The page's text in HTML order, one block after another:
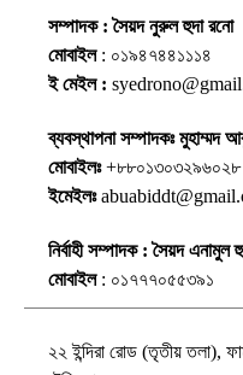
সম্পাদক : সৈয়দ নুরুল হুদা রনো
মোবাইল: ০১৯৪৭৪৪১১১৪
ই মেইল :
ব্যবস্থাপনা সম্পাদকঃ মুহাম্মদ
মোবাইলঃ+৮৮০১৩০৩২৯৬০২৮
ইমেইলঃ
নির্বাহী সম্পাদক : সৈয়দ এনামুল
মোবাইল: ০১৭৭৭০৫৫৩৯১
২২ ইন্দিরা রোড (তৃতীয় তলা),